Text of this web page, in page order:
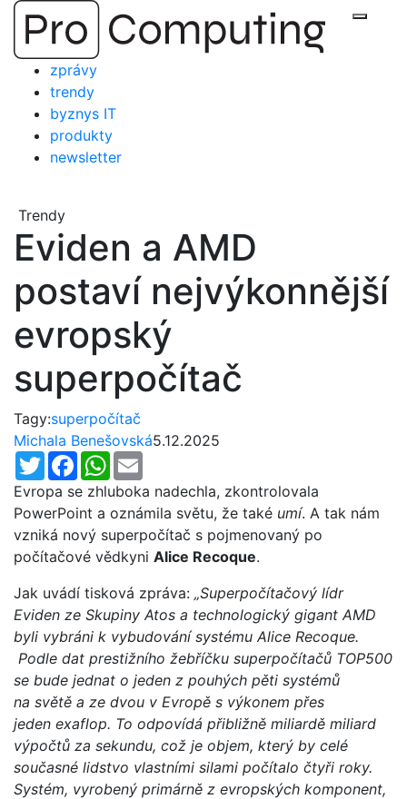
Přejít
obsah
zprávy
trendy
byznys IT
produkty
newsletter
Trendy
Eviden a AMD
postaví nejvýkonnější
evropský
superpočítač
Tagy:superpočítač
Michala Benešovská5.12.2025
TwitterFacebookWhatsApp
Evropa se zhluboka nadechla, zkontrolovala
PowerPoint a oznámila světu, že také umí. A tak nám
vzniká nový superpočítač s pojmenovaný po
počítačové vědkyni Alice Recoque.
Jak uvádí tisková zpráva: „Superpočítačový lídr
Eviden ze Skupiny Atos a technologický gigant AMD
byli vybráni k vybudování systému Alice Recoque.
Podle dat prestižního žebříčku superpočítačů TOP500
se bude jednat o jeden z pouhých pěti systémů
na světě a ze dvou v Evropě s výkonem přes
jeden exaflop. To odpovídá přibližně miliardě miliard
výpočtů za sekundu, což je objem, který by celé
současné lidstvo vlastními silami počítalo čtyři roky.
Systém, vyrobený primárně z evropských komponent,